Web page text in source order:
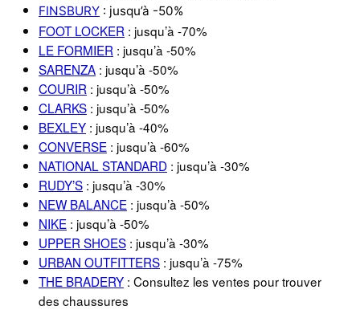
FINSBURY : jusqu’à -50%
FOOT LOCKER : jusqu’à -70%
LE FORMIER : jusqu’à -50%
SARENZA : jusqu’à -50%
COURIR : jusqu’à -50%
CLARKS : jusqu’à -50%
BEXLEY : jusqu’à -40%
CONVERSE : jusqu’à -60%
NATIONAL STANDARD : jusqu’à -30%
RUDY’S : jusqu’à -30%
NEW BALANCE : jusqu’à -50%
NIKE : jusqu’à -50%
UPPER SHOES : jusqu’à -30%
URBAN OUTFITTERS : jusqu’à -75%
THE BRADERY : Consultez les ventes pour trouver
des chaussures